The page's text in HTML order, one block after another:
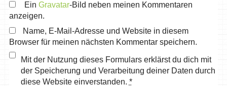
Ein Gravatar-Bild neben meinen Kommentaren
anzeigen.
Name, E-Mail-Adresse und Website in diesem
Browser für meinen nächsten Kommentar speichern.
Mit der Nutzung dieses Formulars erklärst du dich mit
der Speicherung und Verarbeitung deiner Daten durch
diese Website einverstanden. *